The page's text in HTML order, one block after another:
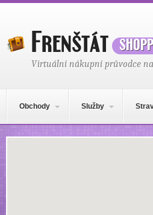
Frenštát
Virtuální nákupní průvodce
Obchody Služby
Mapa obsahu